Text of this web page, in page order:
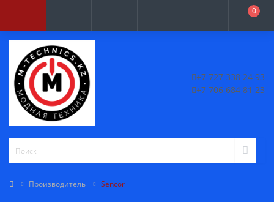
0
+7 727 338 24 93
+7 706 684 81 23
Производитель Sencor